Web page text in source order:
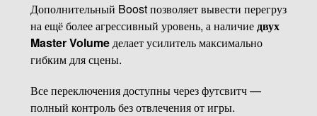
Дополнительный Boost позволяет вывести перегруз
на ещё более агрессивный уровень, а наличиедвух
Master Volumeделает усилитель максимально
гибким для сцены.
Все переключения доступны через футсвитч —
полный контроль без отвлечения от игры.